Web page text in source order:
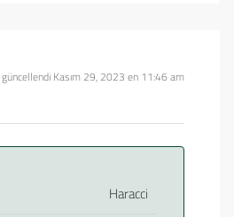
Kasım 29, 2023 en 11:46 am
Haracci